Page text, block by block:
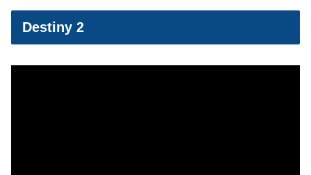
Destiny 2